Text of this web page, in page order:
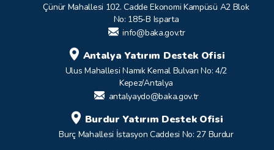
Çünür Mahallesi 102. Cadde Ekonomi Kampüsü A2 Blok
No: 185-B Isparta
info@baka.gov.tr
Antalya Yatırım Destek Ofisi
Ulus Mahallesi Namık Kemal Bulvarı No: 4/2
Kepez/Antalya
antalyaydo@baka.gov.tr
Burdur Yatırım Destek Ofisi
Burç Mahallesi İstasyon Caddesi No: 27 Burdur